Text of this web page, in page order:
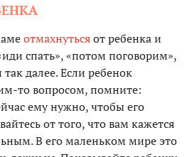
отмахнутьсяот ребенка и
спать», «потом поговорим»,
далее. Если ребенок
то вопросом, помните:
ему нужно, чтобы его
от того, что вам кажется
В его маленьком мире это